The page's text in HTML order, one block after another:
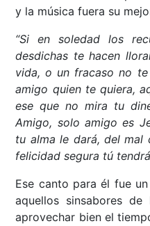
y la música fuera su
“Si en soledad los
desdichas te hacen
vida, o un fracaso no
amigo quien te quiera,
ese que no mira tu
Amigo, solo amigo es
tu alma le dará, del mal
felicidad segura tú
Ese canto para él fue
aquellos sinsabores
aprovechar bien el